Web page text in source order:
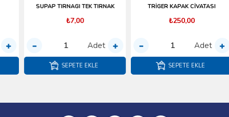
SUPAP TIRNAGI TEK TIRNAK
₺7,00
Adet
SEPETE EKLE
TRİGER KAPAK CİVATASI
₺250,00
Adet
SEPETE EKLE